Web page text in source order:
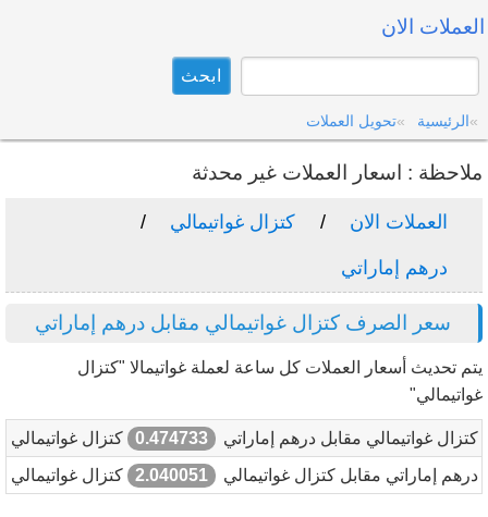
العملات الان
الرئيسية تحويل العملات
ملاحظة : اسعار العملات غير محدثة
العملات الان كتزال غواتيمالي
درهم إماراتي
سعر الصرف كتزال غواتيمالي مقابل درهم إماراتي
يتم تحديث أسعار العملات كل ساعة لعملة غواتيمالا "كتزال
غواتيمالي"
كتزال غواتيمالي مقابل درهم إماراتي 0.474733
كتزال غواتيمالي
درهم إماراتي مقابل كتزال غواتيمالي
2.040051 كتزال غواتيمالي